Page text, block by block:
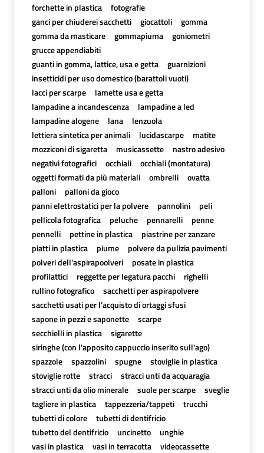
forchette in plastica
fotografie
ganci per chiuderei sacchetti
giocattoli
gomma
gomma da masticare
gommapiuma
goniometri
grucce appendiabiti
guanti in gomma, lattice, usa e getta
guarnizioni
insetticidi per uso domestico (barattoli vuoti)
lacci per scarpe
lamette usa e getta
lampadine a incandescenza
lampadine a led
lampadine alogene
lana
lenzuola
lettiera sintetica per animali
lucidascarpe
matite
mozziconi di sigaretta
musicassette
nastro adesivo
negativi fotografici
occhiali
occhiali (montatura)
oggetti formati da più materiali
ombrelli
ovatta
palloni
palloni da gioco
panni elettrostatici per la polvere
pannolini
peli
pellicola fotografica
peluche pennarelli
penne
pennelli
pettine in plastica
piastrine per zanzare
piatti in plastica
piume
polvere da pulizia pavimenti
polveri dell'aspirapoolveri
posate in plastica
profilattici
reggette per legatura pacchi
righelli
rullino fotografico
sacchetti per aspirapolvere
sacchetti usati per l’acquisto di ortaggi sfusi
sapone in pezzi e saponette
scarpe
secchielli in plastica
sigarette
siringhe (con l'apposito cappuccio inserito sull'ago)
spazzole
spazzolini spugne
stoviglie in plastica
stoviglie rotte
stracci
stracci unti da acquaragia
stracci unti da olio minerale
suole per scarpe
sveglie
tagliere in plastica
tappezzeria/tappeti
trucchi
tubetti di colore
tubetti di dentifricio
tubetto del dentifricio
uncinetto
unghie
vasi in plastica
vasi in terracotta
videocassette